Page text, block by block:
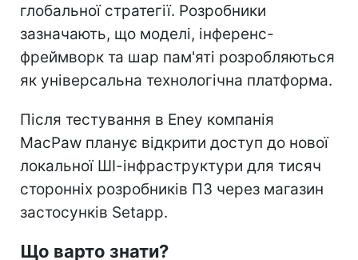
глобальної стратегії. Розробники
зазначають, що моделі, інференс-
фреймворк та шар пам'яті розробляються
як універсальна технологічна платформа.
Після тестування в Eney компанія
MacPaw планує відкрити доступ до нової
локальної ШІ-інфраструктури для тисяч
сторонніх розробників ПЗ через магазин
застосунків Setapp.
Що варто знати?